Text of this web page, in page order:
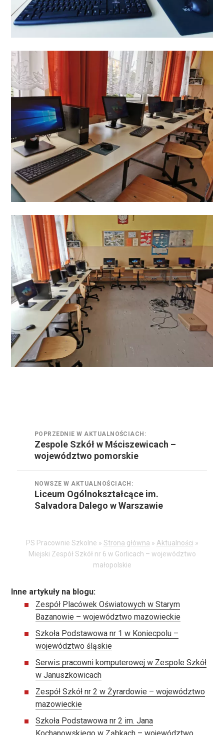
wpisu
POPRZEDNIE W AKTUALNOŚCIACH:
Poprzednie
w
Zespole Szkół w Mściszewicach –
województwo pomorskie
NOWSZE W AKTUALNOŚCIACH:
Nowsze
w
Liceum Ogólnokształcące im.
Salvadora Dalego w Warszawie
PS Pracownie Szkolne » Strona główna » Aktualności »
Miejski Zespół Szkół nr 6 w Gorlicach – województwo
małopolskie
Inne artykuły na blogu:
Zespół Placówek Oświatowych w Starym
Bazanowie – województwo mazowieckie
Szkoła Podstawowa nr 1 w Koniecpolu –
województwo śląskie
Serwis pracowni komputerowej w Zespole Szkół
w Januszkowicach
Zespół Szkół nr 2 w Żyrardowie – województwo
mazowieckie
Szkoła Podstawowa nr 2 im. Jana
Kochanowskiego w Ząbkach – województwo